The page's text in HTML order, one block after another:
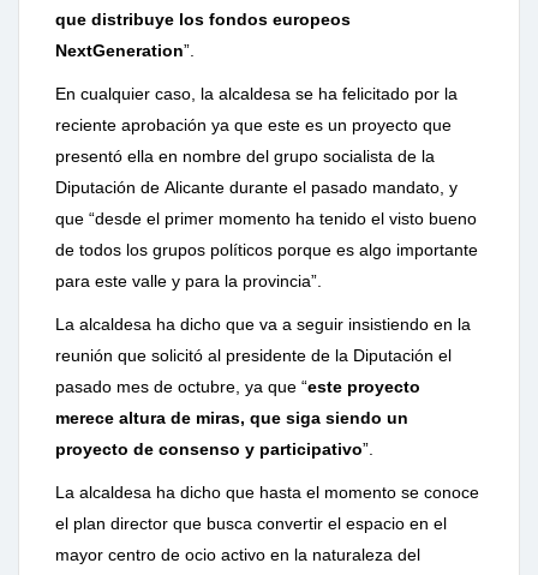
que distribuye los fondos europeos
NextGeneration”.
En cualquier caso, la alcaldesa se ha felicitado por la
reciente aprobación ya que este es un proyecto que
presentó ella en nombre del grupo socialista de la
Diputación de Alicante durante el pasado mandato, y
que “desde el primer momento ha tenido el visto bueno
de todos los grupos políticos porque es algo importante
para este valle y para la provincia”.
La alcaldesa ha dicho que va a seguir insistiendo en la
reunión que solicitó al presidente de la Diputación el
pasado mes de octubre, ya que “este proyecto
merece altura de miras, que siga siendo un
proyecto de consenso y participativo”.
La alcaldesa ha dicho que hasta el momento se conoce
el plan director que busca convertir el espacio en el
mayor centro de ocio activo en la naturaleza del